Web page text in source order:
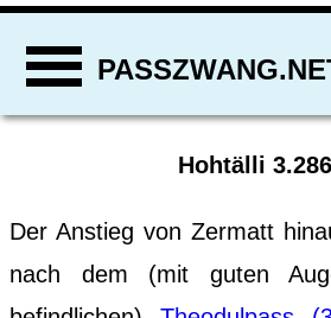
Hohtälli
Der Anstieg von Zermatt
nach dem (mit guten